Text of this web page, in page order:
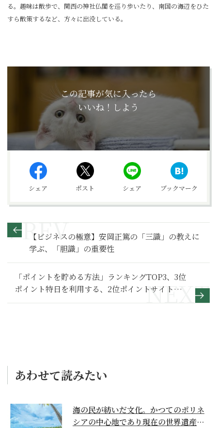
る。趣味は散歩で、関西の神社仏閣を巡り歩いたり、南国の海辺をひた
すら散策するなど、方々に出没している。
この記事が気に入ったら
いいね！しよう
シェア ポスト シェア ブックマーク
【ビジネスの極意】安岡正篤の「三識」の教えに
学ぶ、「胆識」の重要性
「ポイントを貯める方法」ランキングTOP3、3位
ポイント特日を利用する、2位ポイントサイト経
由で購入する、1位は？
あわせて読みたい
海の民が紡いだ文化。かつてのポリネ
シアの中心地であり現在の世界遺産か